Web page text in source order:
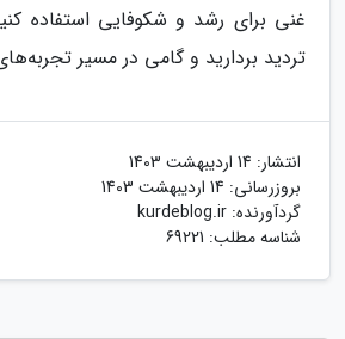
غنی برای رشد و شکوفایی استفاده
تردید بردارید و گامی در مسیر
انتشار: 14 اردیبهشت 1403
بروزرسانی: 14 اردیبهشت 1403
گردآورنده: kurdeblog.ir
شناسه مطلب: 69221